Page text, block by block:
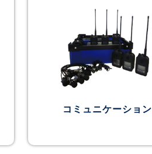
コミュニケーション